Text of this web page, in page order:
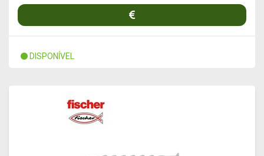
DISPONÍVEL